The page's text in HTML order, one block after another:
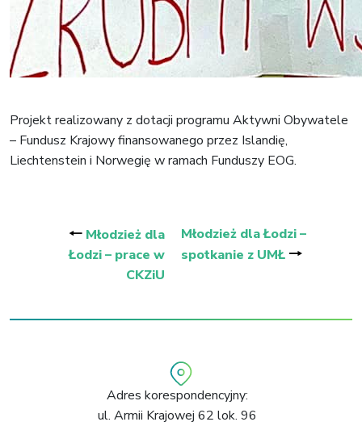
Projekt realizowany z dotacji programu Aktywni Obywatele
– Fundusz Krajowy finansowanego przez Islandię,
Liechtenstein i Norwegię w ramach Funduszy EOG.
🠐 Młodzież dla
Łodzi – prace w
CKZiU
Młodzież dla Łodzi –
spotkanie z UMŁ 🠒
Adres korespondencyjny:
ul. Armii Krajowej 62 lok. 96